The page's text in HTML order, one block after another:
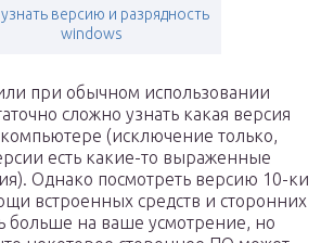
узнать версию и разрядность
windows
при обычном использовании
сложно узнать какая версия
(исключение только,
есть какие-то выраженные
Однако посмотреть версию 10-ки
встроенных средств и сторонних
больше на ваше усмотрение, но